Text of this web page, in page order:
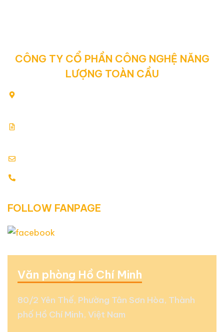
CÔNG TY CỔ PHẦN CÔNG NGHỆ NĂNG
LƯỢNG TOÀN CẦU
FOLLOW FANPAGE
Văn phòng Hồ Chí Minh
80/2 Yên Thế, Phường Tân Sơn Hòa, Thành
phố Hồ Chí Minh, Việt Nam